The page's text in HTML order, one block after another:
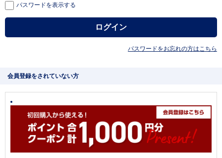
パスワードを表示する
パスワードをお忘れの方はこちら
会員登録をされていない方